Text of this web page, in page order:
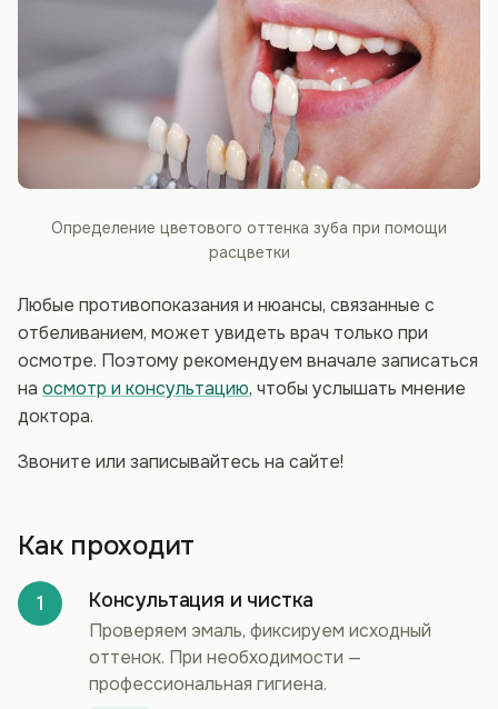
Определение цветового оттенка зуба при помощи
расцветки
Любые противопоказания и нюансы, связанные с
отбеливанием, может увидеть врач только при
осмотре. Поэтому рекомендуем вначале записаться
на осмотр и консультацию, чтобы услышать мнение
доктора.
Звоните или записывайтесь на сайте!
Как проходит
1 Консультация и чистка
Проверяем эмаль, фиксируем исходный
оттенок. При необходимости —
профессиональная гигиена.